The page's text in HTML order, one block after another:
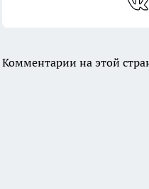
Комментарии на этой